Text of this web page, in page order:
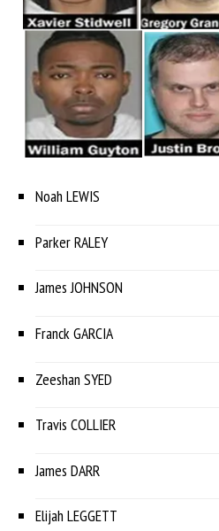
Noah LEWIS
Parker RALEY
James JOHNSON
Franck GARCIA
Zeeshan SYED
Travis COLLIER
James DARR
Elijah LEGGETT